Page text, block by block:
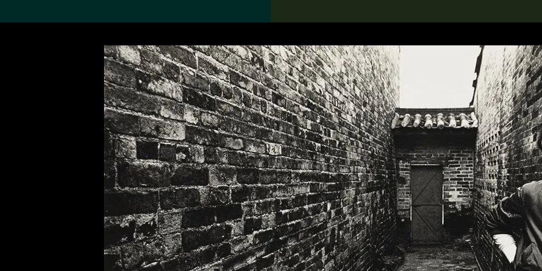
搜索M+藏品 Search the Collection
19,052項結果
關於M+藏品
探索世界頂級的二十及二十
一世紀視覺文化藏品。